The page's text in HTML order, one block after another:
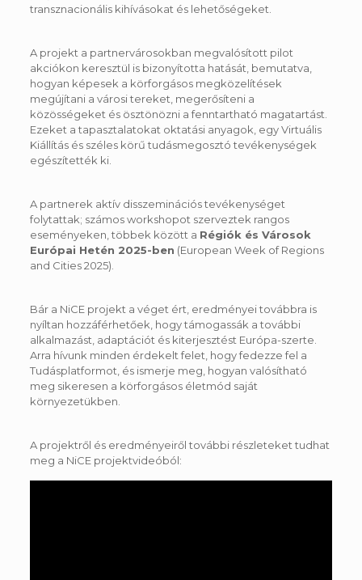
transznacionális kihívásokat és lehetőségeket.
A projekt a partnervárosokban megvalósított pilot
akciókon keresztül is bizonyította hatását, bemutatva,
hogyan képesek a körforgásos megközelítések
megújítani a városi tereket, megerősíteni a
közösségeket és ösztönözni a fenntartható magatartást.
Ezeket a tapasztalatokat oktatási anyagok, egy Virtuális
Kiállítás és széles körű tudásmegosztó tevékenységek
egészítették ki.
A partnerek aktív disszeminációs tevékenységet
folytattak; számos workshopot szerveztek rangos
eseményeken, többek között a Régiók és Városok
Európai Hetén 2025-ben (European Week of Regions
and Cities 2025).
Bár a NiCE projekt a véget ért, eredményei továbbra is
nyíltan hozzáférhetőek, hogy támogassák a további
alkalmazást, adaptációt és kiterjesztést Európa-szerte.
Arra hívunk minden érdekelt felet, hogy fedezze fel a
Tudásplatformot, és ismerje meg, hogyan valósítható
meg sikeresen a körforgásos életmód saját
környezetükben.
A projektről és eredményeiről további részleteket tudhat
meg a NiCE projektvideóból: